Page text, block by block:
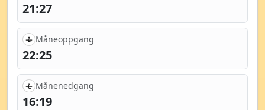
21:27
Måneoppgang
22:25
Månenedgang
16:19